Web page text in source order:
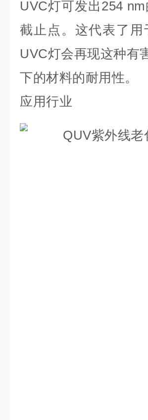
UVC灯可发出254
截止点。这代表了
UVC灯会再现这种有
下的材料的耐用性。
应用行业